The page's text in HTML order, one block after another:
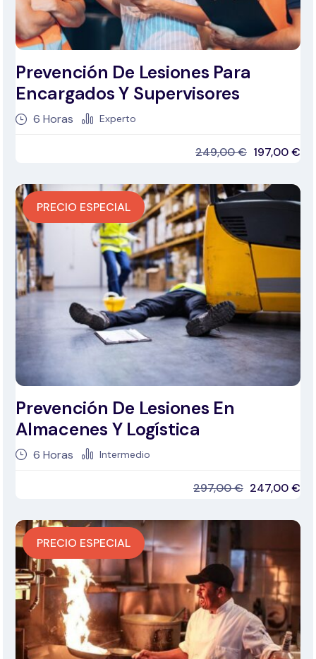
Prevención De Lesiones Para
Encargados Y Supervisores
6 Horas Experto
249,00€ 197,00€
PRECIO ESPECIAL
Prevención De Lesiones En
Almacenes Y Logística
6 Horas Intermedio
297,00€ 247,00€
PRECIO ESPECIAL